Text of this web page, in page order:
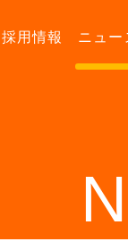
採用情報 ニュー